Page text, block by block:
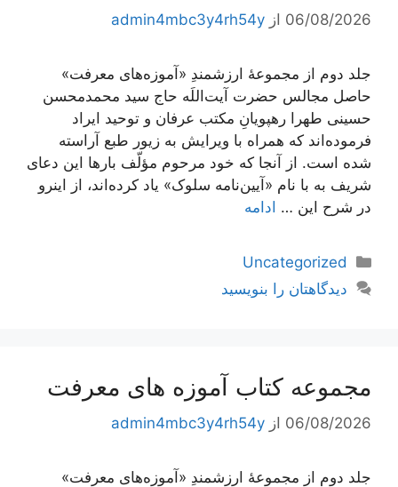
06/08/2026 از admin4mbc3y4rh54y
جلد دوم از مجموعۀ ارزشمندِ «آموزه‌های معرفت»
حاصل مجالس حضرت آیت‌اللَه حاج سید محمدمحسن
حسینی طهرا رهپویانِ مکتب عرفان و توحید ایراد
فرموده‌اند که همراه با ویرایش به زیور طبع آراسته
شده است. از آنجا که خود مرحوم مؤلّف بارها این دعای
شریف به با نام «آیین‌نامه سلوک» یاد کرده‌اند، از اینرو
در شرح این … ادامه
دسته‌ها
Uncategorized
دیدگاهتان را بنویسید
مجموعه کتاب آموزه های معرفت
06/08/2026 از admin4mbc3y4rh54y
جلد دوم از مجموعۀ ارزشمندِ «آموزه‌های معرفت»